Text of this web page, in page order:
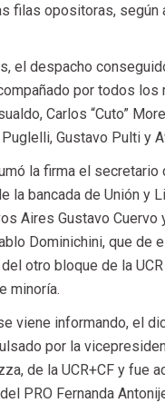
filas opositoras, según
el despacho
por todos
Carlos “Cuto”
Gustavo Pulti y
la firma el secretario
la bancada de Unión y
Aires Gustavo Cuervo
Dominichini, que de
otro bloque de la
minoría.
viene informando, el
por la
de la UCR+CF y fue
PRO Fernanda